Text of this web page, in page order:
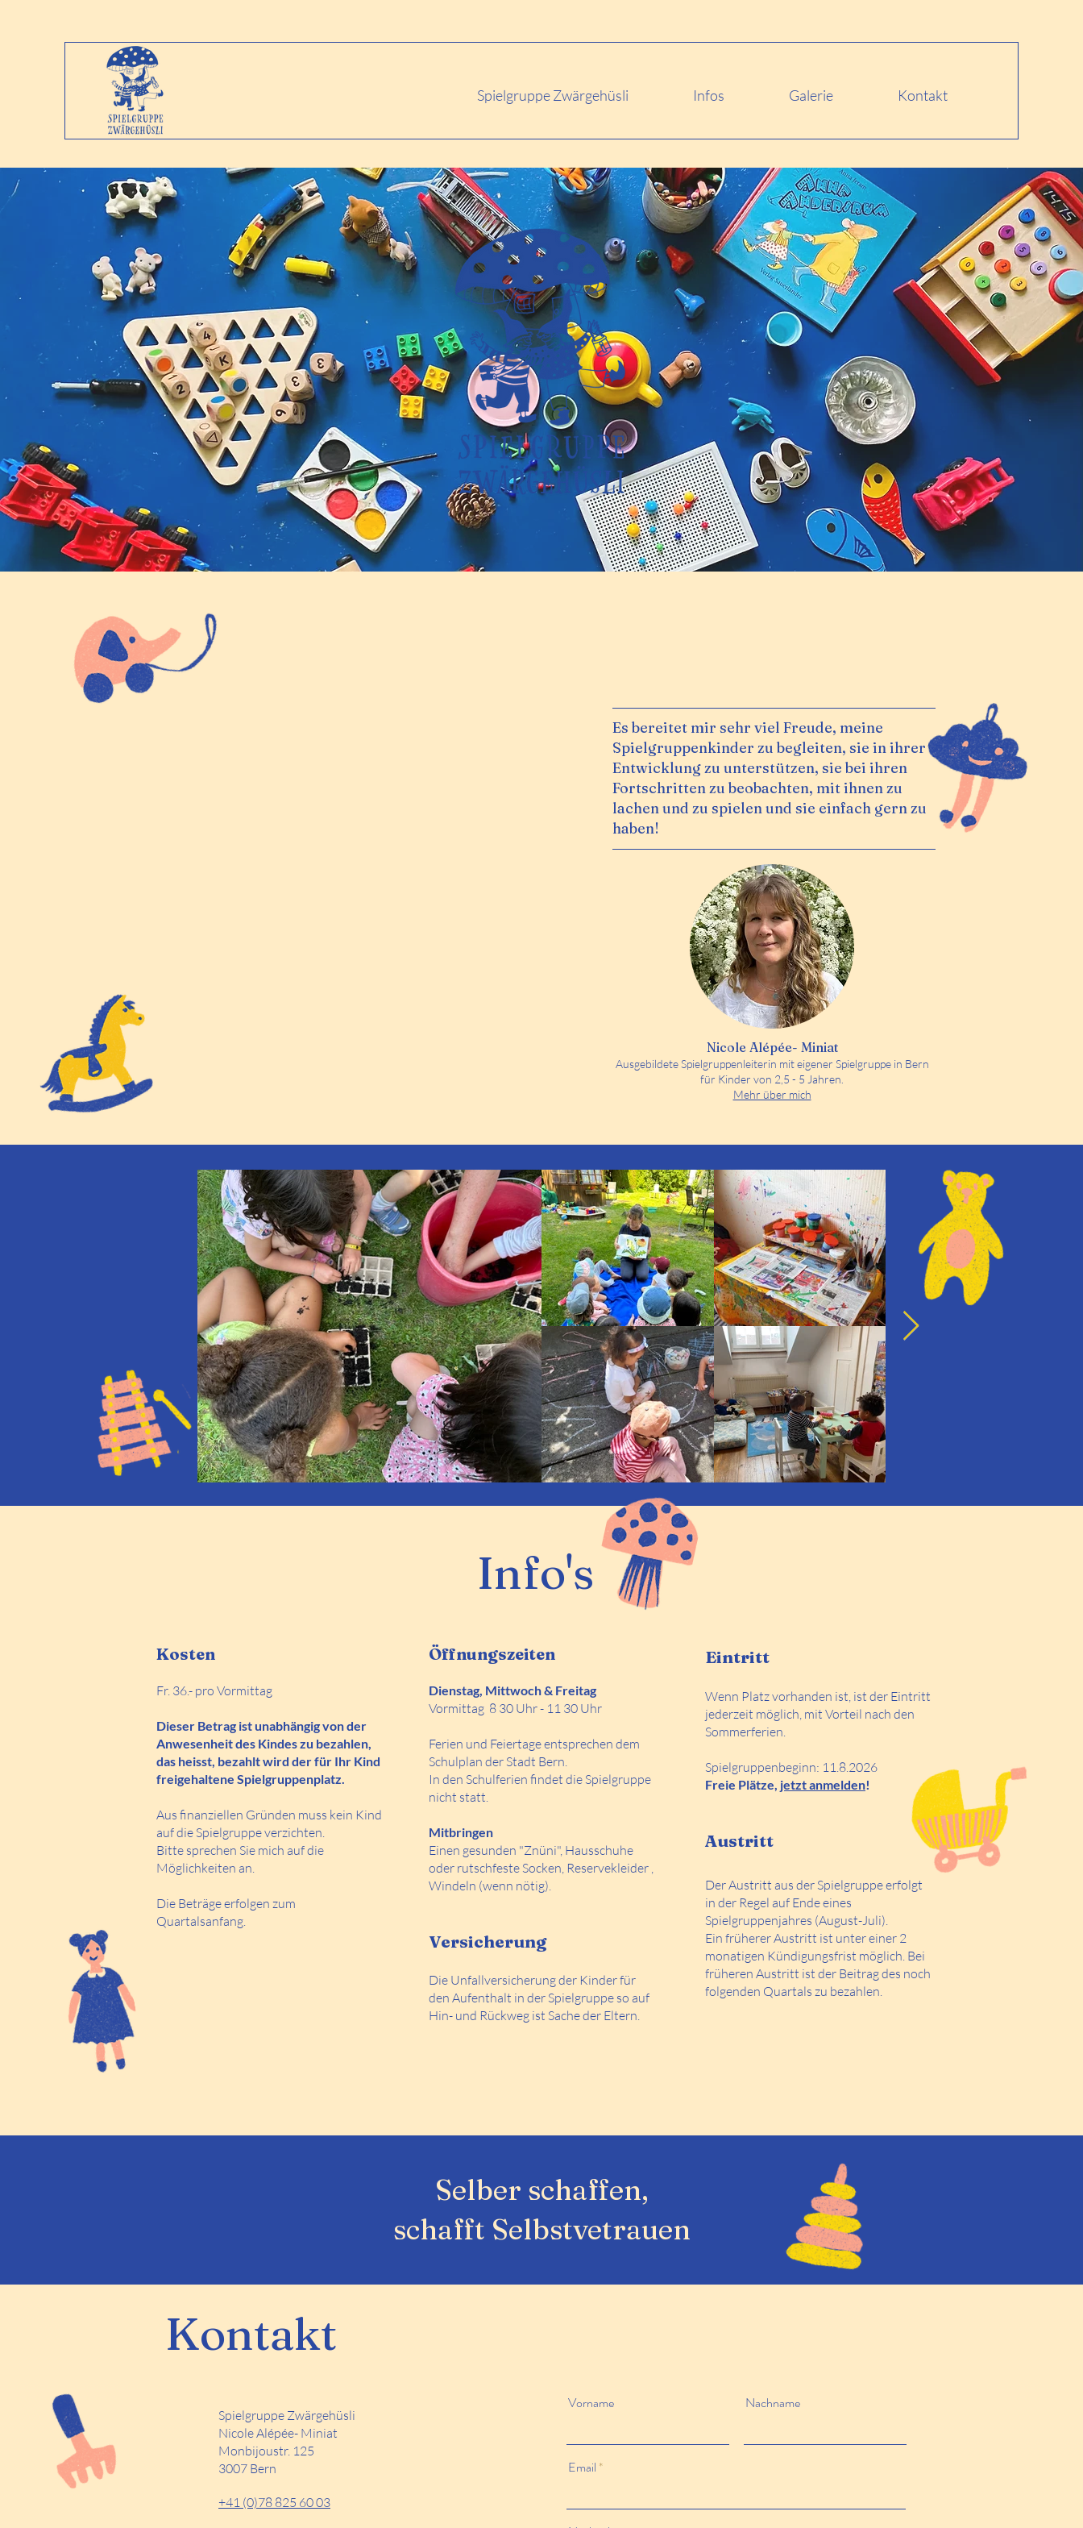
Spielgruppe Zwärgehüsli Infos Galerie Kontakt
Es bereitet mir sehr viel Freude, meine
Spielgruppenkinder zu begleiten, sie in ihrer
Entwicklung zu unterstützen, sie bei ihren
Fortschritten zu beobachten, mit ihnen zu
lachen und zu spielen und sie einfach gern zu
haben!
Nicole Alépée- Miniat
Ausgebildete Spielgruppenleiterin mit eigener Spielgruppe in Bern
für Kinder von 2,5 - 5 Jahren.
Mehr über mich
Info's
Kosten
Fr. 36.- pro Vormittag
Dieser Betrag ist unabhängig von der
Anwesenheit des Kindes zu bezahlen,
das heisst, bezahlt wird der für Ihr Kind
freigehaltene Spielgruppenplatz.
Aus finanziellen Gründen muss kein Kind
auf die Spielgruppe verzichten.
Bitte sprechen Sie mich auf die
Möglichkeiten an.
Die Beträge erfolgen zum
Quartalsanfang.
Öffnungszeiten
Dienstag, Mittwoch & Freitag
Vormittag 8 30 Uhr - 11 30 Uhr
Ferien und Feiertage entsprechen dem
Schulplan der Stadt Bern.
In den Schulferien findet die Spielgruppe
nicht statt.
Mitbringen
Einen gesunden "Znüni", Hausschuhe
oder rutschfeste Socken, Reservekleider ,
Windeln (wenn nötig).
Versicherung
Die Unfallversicherung der Kinder für
den Aufenthalt in der Spielgruppe so auf
Hin- und Rückweg ist Sache der Eltern.
Eintritt
Wenn Platz vorhanden ist, ist der Eintritt
jederzeit möglich, mit Vorteil nach den
Sommerferien.
Spielgruppenbeginn: 11.8.2026
Freie Plätze, jetzt anmelden!
Austritt
Der Austritt aus der Spielgruppe erfolgt
in der Regel auf Ende eines
Spielgruppenjahres (August-Juli).
Ein früherer Austritt ist unter einer 2
monatigen Kündigungsfrist möglich. Bei
früheren Austritt ist der Beitrag des noch
folgenden Quartals zu bezahlen.
Selber schaffen,
schafft Selbstvetrauen
Kontakt
Spielgruppe Zwärgehüsli
Nicole Alépée- Miniat
Monbijoustr. 125
3007 Bern
+41 (0)78 825 60 03
Vorname Nachname
Email